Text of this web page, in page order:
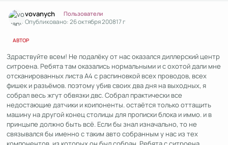
vovanych Пользователи
Опубликовано:26 октября 200817 г
АВТОР
Здраствуйте всем! Не подалёку от нас оказался диллерский центр
ситроена. Ребята там оказались нормальными и с охотой дали мне
отсканированных листа А4 с распиновкой всех проводов, всех
фишек и разъёмов. поэтому убив своих два дня на выходных, я
собрал весь жгут обвязки двс. Собрал практически все
недостающие датчики и коипоненты. остаётся только оттащить
машину на другой конец столицы для прописки блока и иммо. и в
принцыпе должно быть всё. Если бы знал изначально, то не
связывался бы именно с таким авто собранным у нас из тех